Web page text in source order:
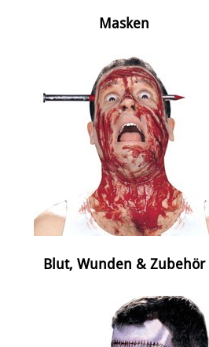
Masken
Blut, Wunden & Zubehör